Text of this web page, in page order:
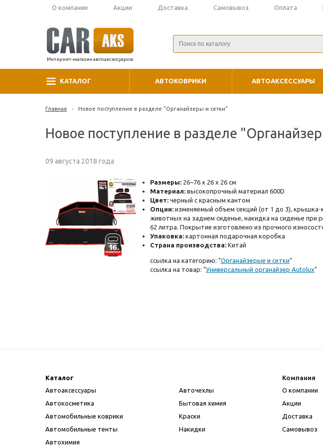
О компании Акции Доставка Самовывоз Оплата
Интернет-магазин автоаксессуаров
КАТАЛОГ АВТОКОВРИКИ АВТОАКСЕССУАРЫ
Главная - Новое поступление в разделе "Органайзеры и сетки"
Новое поступление в разделе
09 августа 2018 года
Размеры: 26~76 х 26 х 26 см
Материал: высокопрочный материал 600D
Цвет: черный с красным кантом
Опции: изменяемый объем секций (от 1 до 3), крышка-
животных на заднем сиденье, накидка на сиденье при
62 литра. Покрытие изготовлено из прочного
Упаковка: картонная подарочная коробка
Страна производства: Китай
ссылка на категорию: "Органайзерые и сетки"
ссылка на товар: "Универсальный органайзер Autolux"
Каталог
Автоаксессуары
Автокосметика
Автомобильные коврики
Автомобильные тенты
Автохимия
Авточехлы
Бытовая химия
Краски
Накидки
Компания
О компании
Акции
Доставка
Самовывоз